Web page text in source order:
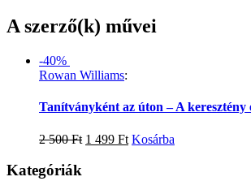
A szerző(k) művei
-40%
Rowan Williams:
Tanítványként az úton – A keresztény
2 500Ft 1 499 Ft Kosárba
Kategóriák